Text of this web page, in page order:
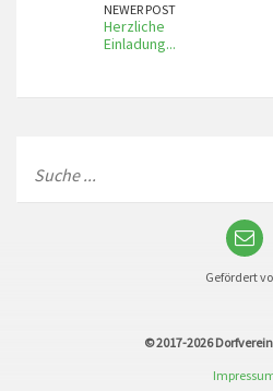
NEWER POST
Herzliche
Einladung...
Gefördert
© 2017-2026Dorfverein